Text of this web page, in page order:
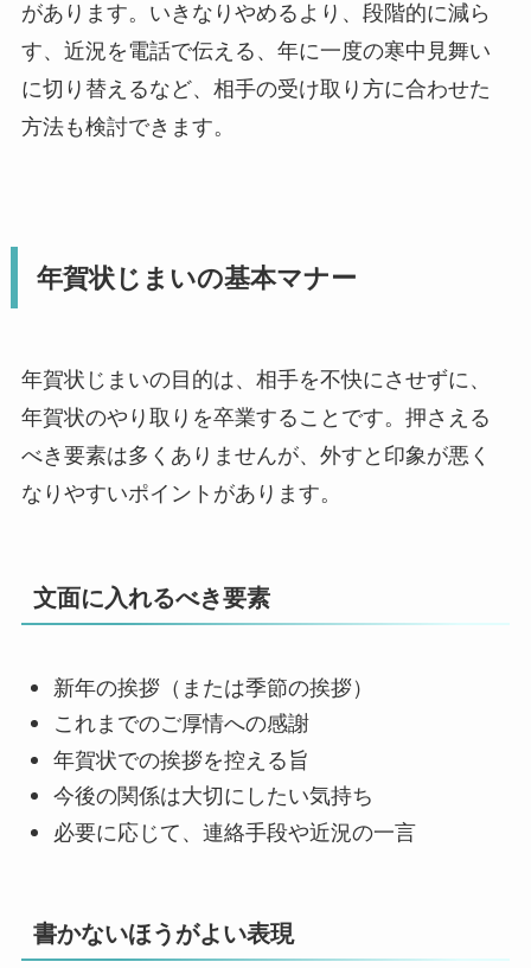
があります。いきなりやめるより、段階的に減ら
す、近況を電話で伝える、年に一度の寒中見舞い
に切り替えるなど、相手の受け取り方に合わせた
方法も検討できます。
年賀状じまいの基本マナー
年賀状じまいの目的は、相手を不快にさせずに、
年賀状のやり取りを卒業することです。押さえる
べき要素は多くありませんが、外すと印象が悪く
なりやすいポイントがあります。
文面に入れるべき要素
新年の挨拶（または季節の挨拶）
これまでのご厚情への感謝
年賀状での挨拶を控える旨
今後の関係は大切にしたい気持ち
必要に応じて、連絡手段や近況の一言
書かないほうがよい表現